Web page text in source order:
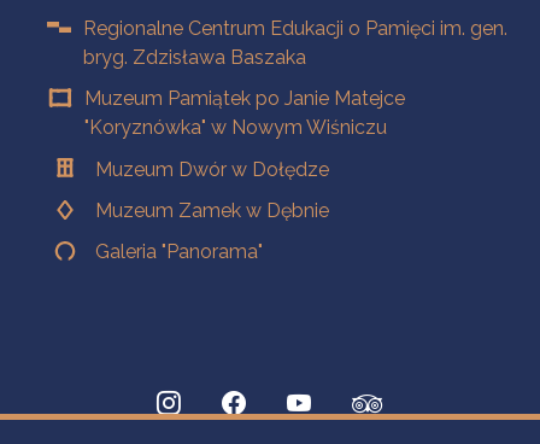
Regionalne Centrum Edukacji o Pamięci im. gen.
bryg. Zdzisława Baszaka
Muzeum Pamiątek po Janie Matejce
"Koryznówka" w Nowym Wiśniczu
Muzeum Dwór w Dołędze
Muzeum Zamek w Dębnie
Galeria "Panorama"